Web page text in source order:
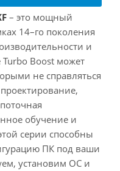
– это мощный
14–го поколения
и
Boost может
не справляться
обучение и
серии способны
ПК под ваши
установим ОС и